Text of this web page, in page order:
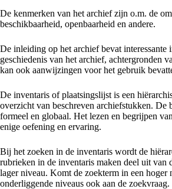
De kenmerken van het archief zijn o.m. de
beschikbaarheid, openbaarheid en andere.
De inleiding op het archief bevat interessante
geschiedenis van het archief, achtergronden
kan ook aanwijzingen voor het gebruik
De inventaris of plaatsingslijst is een
overzicht van beschreven archiefstukken. De
formeel en globaal. Het lezen en begrijpen
enige oefening en ervaring.
Bij het zoeken in de inventaris wordt de
rubrieken in de inventaris maken deel uit van
lager niveau. Komt de zoekterm in een hoger
onderliggende niveaus ook aan de zoekvraag.